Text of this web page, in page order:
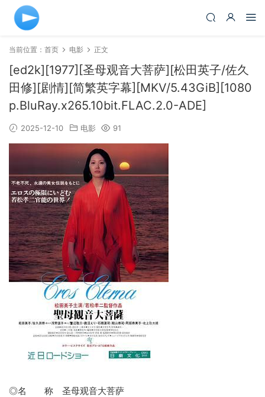
当前位置： 首页 电影 正文
[ed2k][1977][圣母观音大菩萨][松田英子/佐久
田修][剧情][简繁英字幕][MKV/5.43GiB][1080
p.BluRay.x265.10bit.FLAC.2.0-ADE]
2025-12-10 电影 91
◎名 称 圣母观音大菩萨